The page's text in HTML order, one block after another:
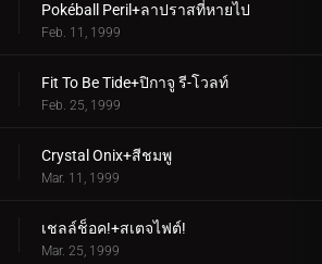
Pokéball Peril+ลาปราสที่หายไป
Feb. 11, 1999
Fit To Be Tide+ปิกาจู รี-โวลท์
Feb. 25, 1999
Crystal Onix+สีชมพู
Mar. 11, 1999
เชลล์ช็อค!+สเตจไฟต์!
Mar. 25, 1999